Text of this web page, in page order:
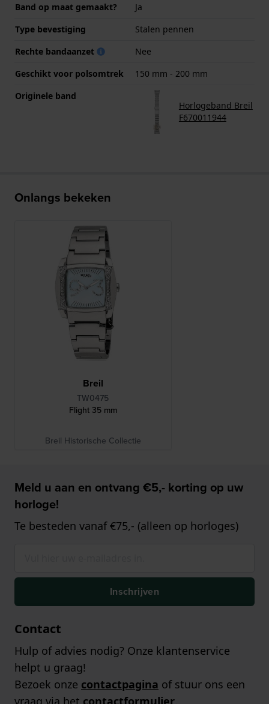
Band op maat gemaakt?
Ja
Type bevestiging
Stalen pennen
Rechte bandaanzet
Nee
Geschikt voor polsomtrek
150 mm - 200 mm
Originele band
Horlogeband Breil
F670011944
Onlangs bekeken
Breil
TW0475
Flight 35 mm
Breil Historische Collectie
Meld u aan en ontvang €5,- korting op uw
horloge!
Te besteden vanaf €75,- (alleen op horloges)
Inschrijven
Contact
Hulp of advies nodig? Onze klantenservice
helpt u graag!
Bezoek onze contactpagina of stuur ons een